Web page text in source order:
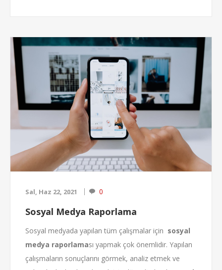
olmaları nedeni ile artık iyi bir sunucuda sitenizi
barındırmanın avantajlarını görebileceksiniz. Özellikle
sürekli veri koruması aktif olan kiralık
sunucular sayesinde, işinizi şansa bırakm...
Sal, Haz 22, 2021 0
Sosyal Medya Raporlama
Sosyal medyada yapılan tüm çalışmalar için sosyal
medya raporlaması yapmak çok önemlidir. Yapılan
çalışmaların sonuçlarını görmek, analiz etmek ve